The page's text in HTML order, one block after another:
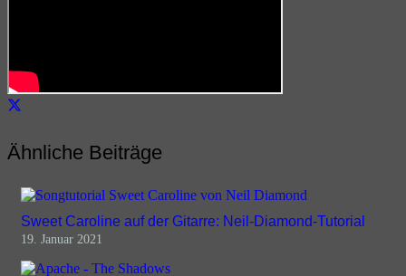
Ähnliche Beiträge
Sweet Caroline auf der Gitarre: Neil-Diamond-Tutorial
19. Januar 2021